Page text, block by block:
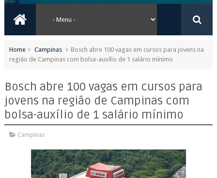
Home Campinas
Bosch abre 100 vagas em cursos para jovens na
região de Campinas com bolsa-auxílio de 1 salário mínimo
Bosch abre 100 vagas em cursos para
jovens na região de Campinas com
bolsa-auxílio de 1 salário mínimo
Campinas